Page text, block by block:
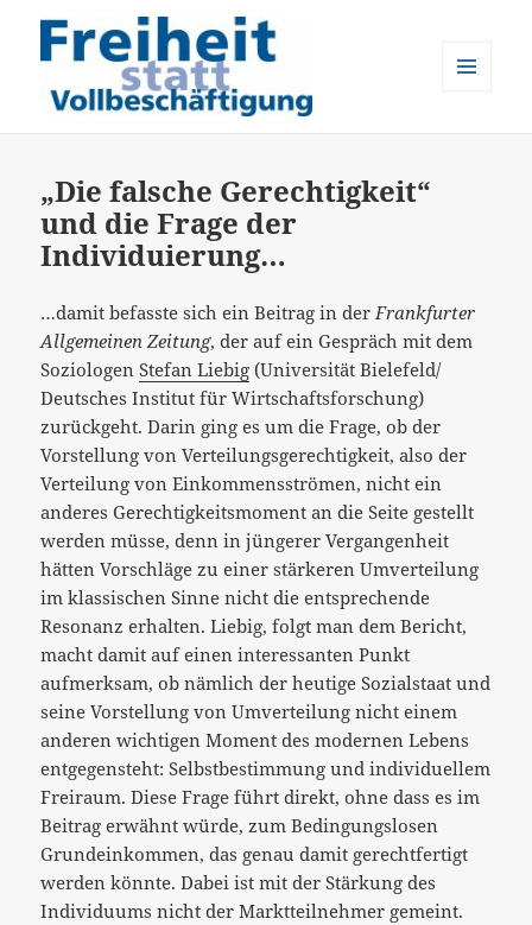
„Die falsche Gerechtigkeit“
und die Frage der
Individuierung…
…damit befasste sich ein Beitrag in der Frankfurter
Allgemeinen Zeitung, der auf ein Gespräch mit dem
SoziologenStefan Liebig (Universität Bielefeld/
Deutsches Institut für Wirtschaftsforschung)
zurückgeht. Darin ging es um die Frage, ob der
Vorstellung von Verteilungsgerechtigkeit, also der
Verteilung von Einkommensströmen, nicht ein
anderes Gerechtigkeitsmoment an die Seite gestellt
werden müsse, denn in jüngerer Vergangenheit
hätten Vorschläge zu einer stärkeren Umverteilung
im klassischen Sinne nicht die entsprechende
Resonanz erhalten. Liebig, folgt man dem Bericht,
macht damit auf einen interessanten Punkt
aufmerksam, ob nämlich der heutige Sozialstaat und
seine Vorstellung von Umverteilung nicht einem
anderen wichtigen Moment des modernen Lebens
entgegensteht: Selbstbestimmung und individuellem
Freiraum. Diese Frage führt direkt, ohne dass es im
Beitrag erwähnt würde, zum Bedingungslosen
Grundeinkommen, das genau damit gerechtfertigt
werden könnte. Dabei ist mit der Stärkung des
Individuums nicht der Marktteilnehmer gemeint.